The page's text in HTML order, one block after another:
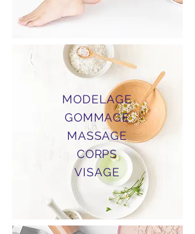
MODELAGE
GOMMAGE
MASSAGE
CORPS
VISAGE